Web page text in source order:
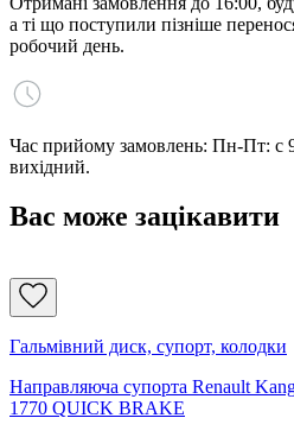
а ті що поступили пізніше
робочий день.
Час прийому замовлень: Пн-Пт: с
вихідний.
Вас може зацікавити
Гальмівний диск, супорт, колодки
Направляюча супорта Renault
1770 QUICK BRAKE